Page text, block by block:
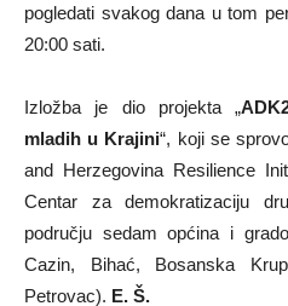
pogledati svakog dana u tom
20:00 sati.
Izložba je dio projekta „
mladih u Krajini“, koji se
and Herzegovina Resilience
Centar za demokratizaciju
području sedam općina i
Cazin, Bihać, Bosanska
Petrovac). E. Š.